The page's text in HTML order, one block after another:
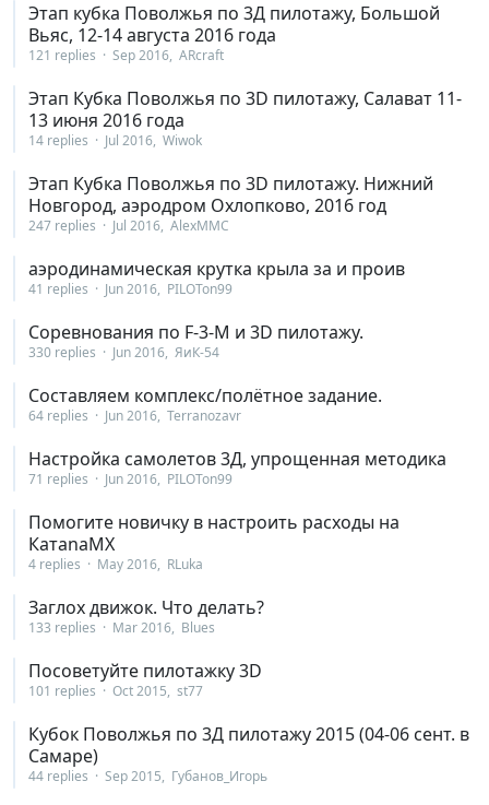
Этап кубка Поволжья по 3Д пилотажу, Большой
Вьяс, 12-14 августа 2016 года
121 replies Sep 2016 ARcraft
Этап Кубка Поволжья по 3D пилотажу, Салават 11-
13 июня 2016 года
14 replies Jul 2016 Wiwok
Этап Кубка Поволжья по 3D пилотажу. Нижний
Новгород, аэродром Охлопково, 2016 год
247 replies Jul 2016 AlexMMC
аэродинамическая крутка крыла за и проив
41 replies Jun 2016 PILOTon99
Соревнования по F-3-M и 3D пилотажу.
330 replies Jun 2016 ЯиК-54
Составляем комплекс/полётное задание.
64 replies Jun 2016 Terranozavr
Настройка самолетов 3Д, упрощенная методика
71 replies Jun 2016 PILOTon99
Помогите новичку в настроить расходы на
КатаnaMX
4 replies May 2016 RLuka
Заглох движок. Что делать?
133 replies Mar 2016 Blues
Посоветуйте пилотажку 3D
101 replies Oct 2015 st77
Кубок Поволжья по 3Д пилотажу 2015 (04-06 сент. в
Самаре)
44 replies Sep 2015 Губанов_Игорь